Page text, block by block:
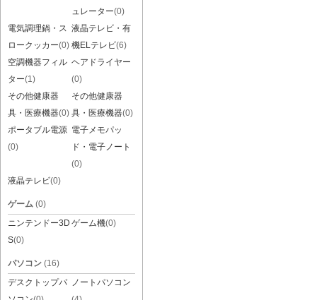
ュレーター(0)
電気調理鍋・ス
ロークッカー(0)
液晶テレビ・有
機ELテレビ(6)
空調機器フィル
ター(1)
ヘアドライヤー
(0)
その他健康器
具・医療機器(0)
その他健康器
具・医療機器(0)
ポータブル電源
(0)
電子メモパッ
ド・電子ノート
(0)
液晶テレビ(0)
ゲーム (0)
ニンテンドー3D
S(0)
ゲーム機(0)
パソコン (16)
デスクトップパ ノートパソコン